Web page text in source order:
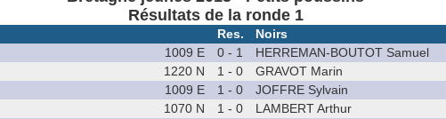
Résultats de la ronde 1
Res. Noirs
1009 E 0 - 1 HERREMAN-BOUTOT Samuel
1220 N 1 - 0 GRAVOT Marin
1009 E 1 - 0 JOFFRE Sylvain
1070 N 1 - 0 LAMBERT Arthur